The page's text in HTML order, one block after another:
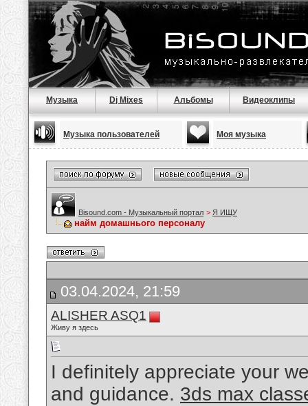
Музыка Dj Mixes Альбомы Видеоклипы
Музыка пользователей Моя музыка
Bisound.com - Музыкальный портал > Я ИЩУ
найм домашнього персоналу
03.04.2024, 21:59
ALISHER ASQ1
Живу я здесь
I definitely appreciate your
and guidance. 3ds max